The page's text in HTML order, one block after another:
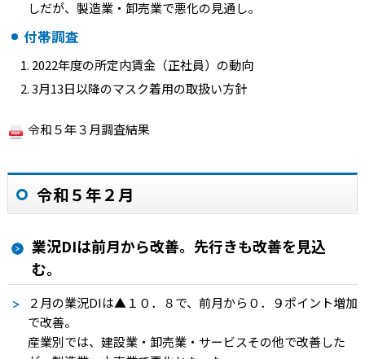
しだが、製造業・卸売業で悪化の見通し。
付帯調査
2022年度の所定内賃金（正社員）の動向
3月13日以降のマスク着用の取扱い方針
令和５年３月調査結果
令和５年２月
業況DIは前月から改善。先行きも改善を見込
む。
２月の業況DIは▲１０．８で、前月から０．９ポイント増加
で改善。
産業別では、建設業・卸売業・サービスその他で改善した